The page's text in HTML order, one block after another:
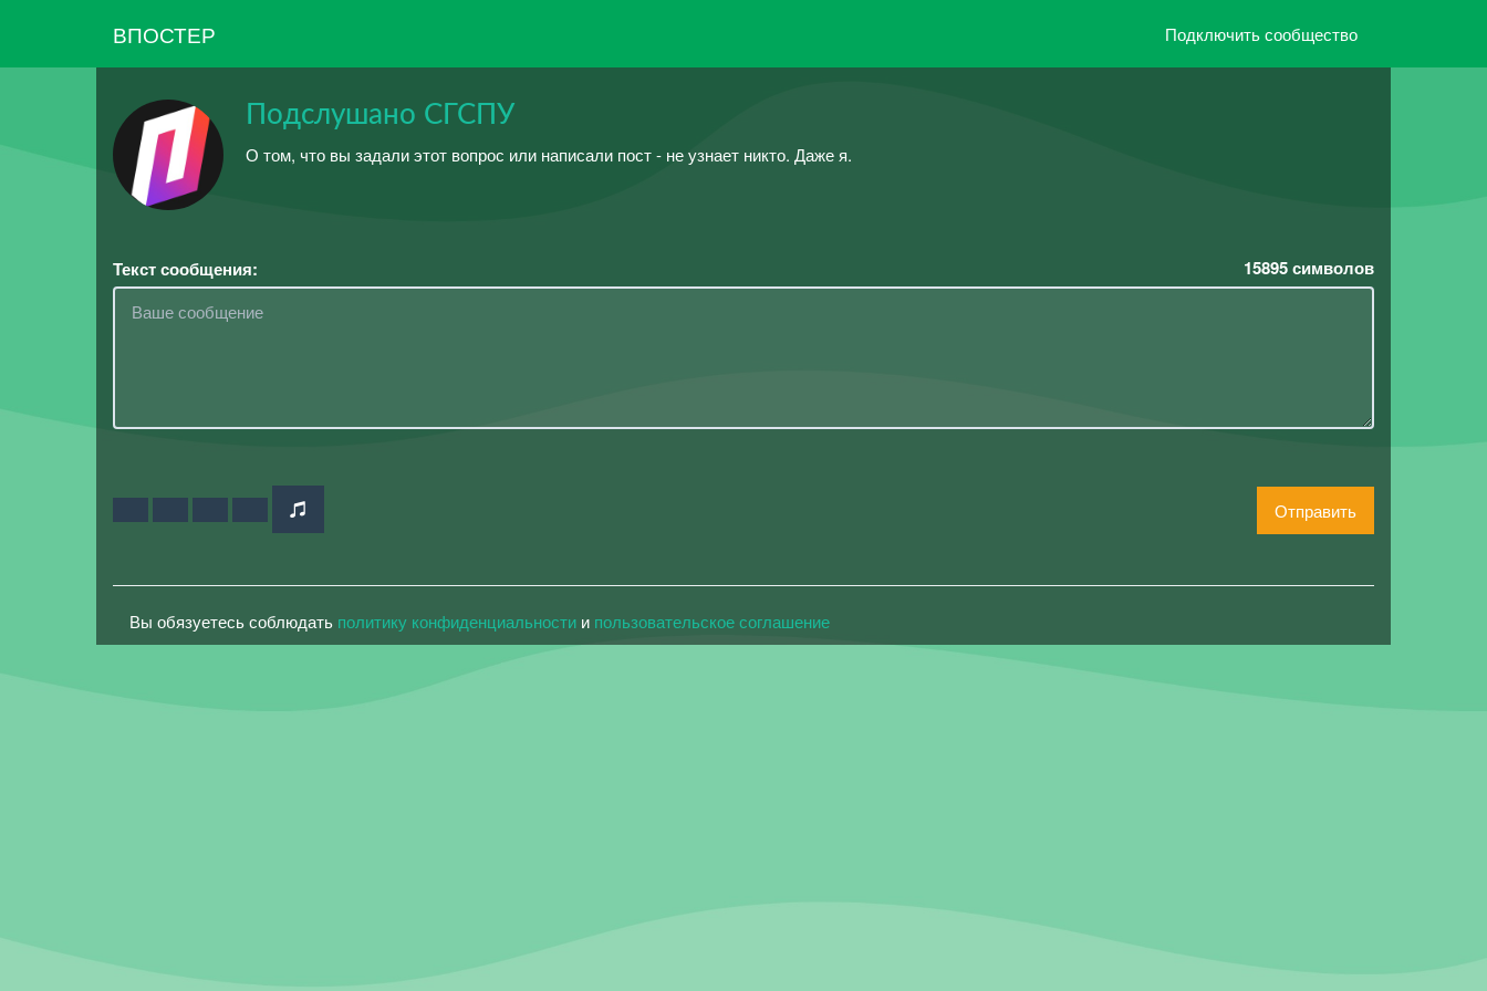
ВПОСТЕР Подключить сообщество
Подслушано СГСПУ
О том, что вы задали этот вопрос или написали пост - не узнает никто. Даже я.
Текст сообщения: 15895символов
Отправить
Вы обязуетесь соблюдать политику конфиденциальности и пользовательское соглашение